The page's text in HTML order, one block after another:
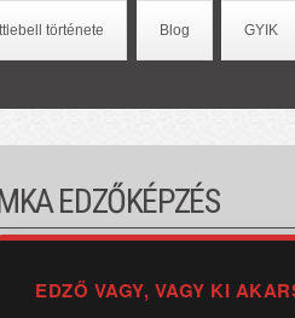
története Blog GYIK
EDZŐKÉPZÉS
EDZŐ VAGY, VAGY KI